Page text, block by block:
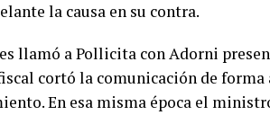
la causa en su contra.
llamó a Pollicita con Adorni
cortó la comunicación de
En esa misma época el